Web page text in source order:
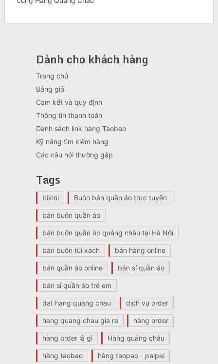
Dành cho khách hàng
Trang chủ
Bảng giá
Cam kết và quy định
Thông tin thanh toán
Danh sách link hàng Taobao
Kỹ năng tìm kiếm hàng
Các câu hỏi thường gặp
Tags
bikini Buôn bán quần áo trực tuyến
bán buôn quần áo
bán buôn quần áo quảng châu tại Hà Nội
bán buôn túi xách bán hàng online
bán quần áo online bán sỉ quần áo
bán sỉ quần áo trẻ em
dat hang quang chau dịch vụ order
hang quang chau gia re hàng order
hàng order là gì Hàng quảng châu
hàng taobao hàng taopao - paipai